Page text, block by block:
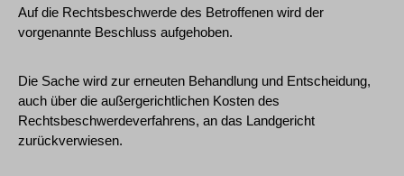
Auf die Rechtsbeschwerde des Betroffenen wird der
vorgenannte Beschluss aufgehoben.
Die Sache wird zur erneuten Behandlung und Entscheidung,
auch über die außergerichtlichen Kosten des
Rechtsbeschwerdeverfahrens, an das Landgericht
zurückverwiesen.